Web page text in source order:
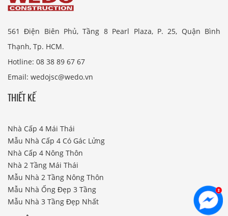
561 Điện Biên Phủ, Tầng 8 Pearl Plaza, P. 25, Quận Bình
Thạnh, Tp. HCM.
Hotline: 08 38 89 67 67
Email: wedojsc@wedo.vn
THIẾT KẾ
Nhà Cấp 4 Mái Thái
Mẫu Nhà Cấp 4 Có Gác Lửng
Nhà Cấp 4 Nông Thôn
Nhà 2 Tầng Mái Thái
Mẫu Nhà 2 Tầng Nông Thôn
Mẫu Nhà Ống Đẹp 3 Tầng
Mẫu Nhà 3 Tầng Đẹp Nhất